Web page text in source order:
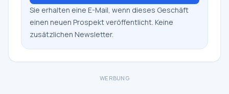
Sie erhalten eine E-Mail, wenn dieses Geschäft
einen neuen Prospekt veröffentlicht. Keine
zusätzlichen Newsletter.
WERBUNG